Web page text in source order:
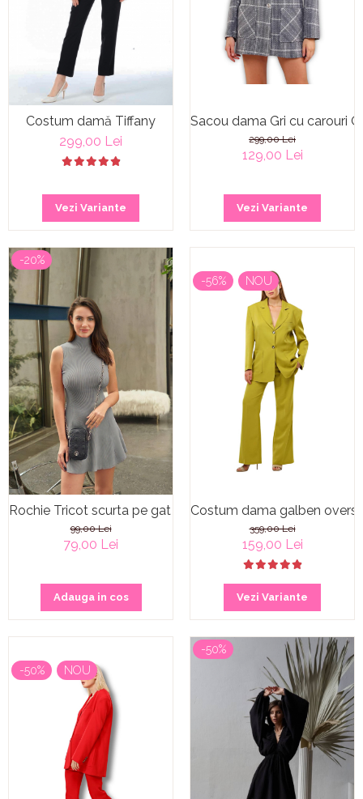
Costum damă Tiffany
299,00 Lei
Vezi Variante
Sacou dama Gri cu carouri
299,00 Lei
129,00 Lei
Vezi Variante
-20%
Rochie Tricot scurta pe gat gri Silver
99,00 Lei
79,00 Lei
Adauga in cos
-56% NOU
Costum dama galben
359,00 Lei
159,00 Lei
Vezi Variante
-50% NOU
-50%